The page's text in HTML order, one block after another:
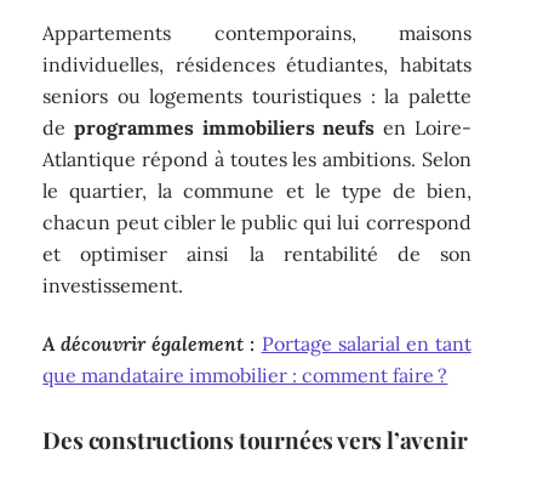
Appartements contemporains, maisons
individuelles, résidences étudiantes, habitats
seniors ou logements touristiques : la palette
deprogrammes immobiliers neufs en Loire-
Atlantique répond à toutes les ambitions. Selon
le quartier, la commune et le type de bien,
chacun peut cibler le public qui lui correspond
et optimiser ainsi la rentabilité de son
investissement.
A découvrir également : Portage salarial en tant
que mandataire immobilier : comment faire ?
Des constructions tournées vers l’avenir